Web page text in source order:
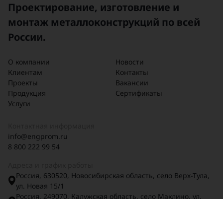
расположенному в основании
опоры.
Проектирование, изготовление и
монтаж металлоконструкций по всей
России.
О компании
Клиентам
Проекты
Продукция
Услуги
Новости
Контакты
Вакансии
Сертификаты
info@engprom.ru
8 800 222 99 54
Россия, 630520, Новосибирская область, село Верх-Тула,
ул. Новая 15/1
Россия, 249070, Калужская область, село Маклино, ул.